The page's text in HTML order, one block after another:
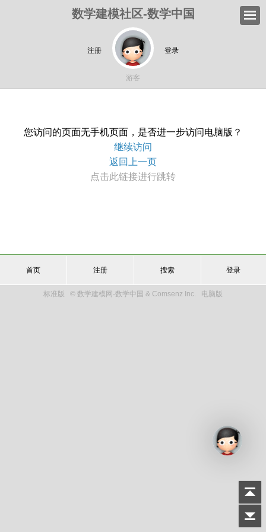
数学建模社区-数学中国
注册 登录
游客
您访问的页面无手机页面，是否进一步访问电脑版？
继续访问
返回上一页
点击此链接进行跳转
首页 注册 搜索 登录
标准版 © 数学建模网-数学中国 & Comsenz Inc. 电脑版